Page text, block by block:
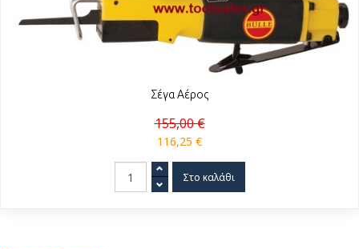
Σέγα Αέρος
155,00 €
116,25 €